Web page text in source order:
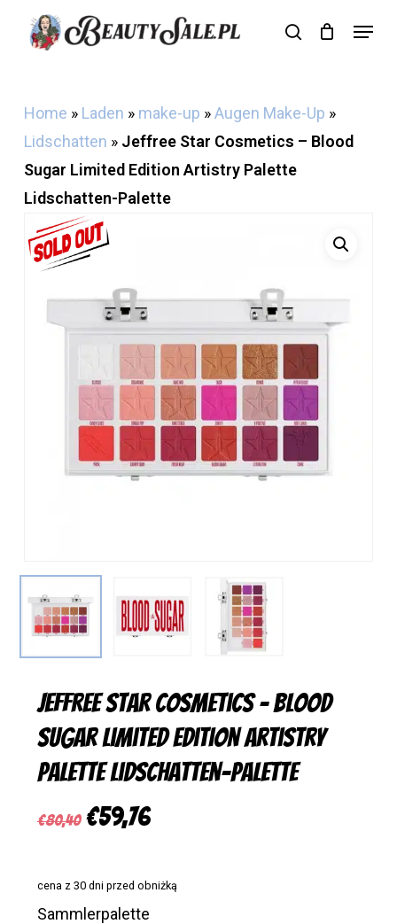
search
Menu
Cart Close
Home » Laden » make-up »Augen Make-Up »
Lidschatten » Jeffree Star Cosmetics – Blood
Sugar Limited Edition Artistry Palette
Lidschatten-Palette
Jeffree Star Cosmetics – Blood
Sugar Limited Edition Artistry
Palette Lidschatten-Palette
€80,40 Ursprünglicher
€80,40
€59,76Aktueller
cena z 30 dni przed obniżką
Sammlerpalette